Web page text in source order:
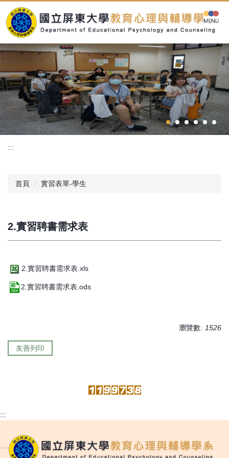
到
主
內
容
區
:::
首頁 實習表單-學生
2.實習聘書需求表
2.實習聘書需求表.xls
2.實習聘書需求表.ods
瀏覽數: 1526
友善列印
:::